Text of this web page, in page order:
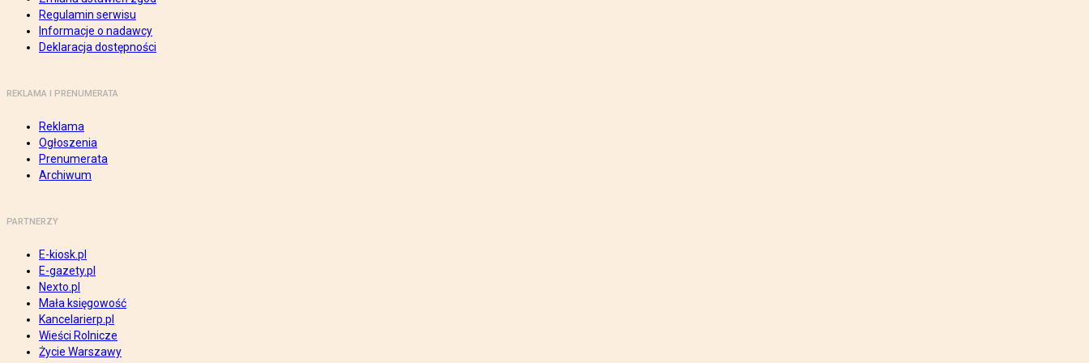
Regulamin serwisu
Informacje o nadawcy
Deklaracja dostępności
REKLAMA I PRENUMERATA
Reklama
Ogłoszenia
Prenumerata
Archiwum
PARTNERZY
E-kiosk.pl
E-gazety.pl
Nexto.pl
Mała księgowość
Kancelarierp.pl
Wieści Rolnicze
Życie Warszawy